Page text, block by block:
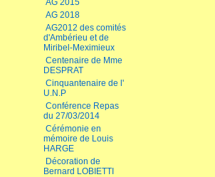
AG 2015
AG 2018
AG2012 des comités
d'Ambérieu et de
Miribel-Meximieux
Centenaire de Mme
DESPRAT
Cinquantenaire de l'
U.N.P
Conférence Repas
du 27/03/2014
Cérémonie en
mémoire de Louis
HARGE
Décoration de
Bernard LOBIETTI